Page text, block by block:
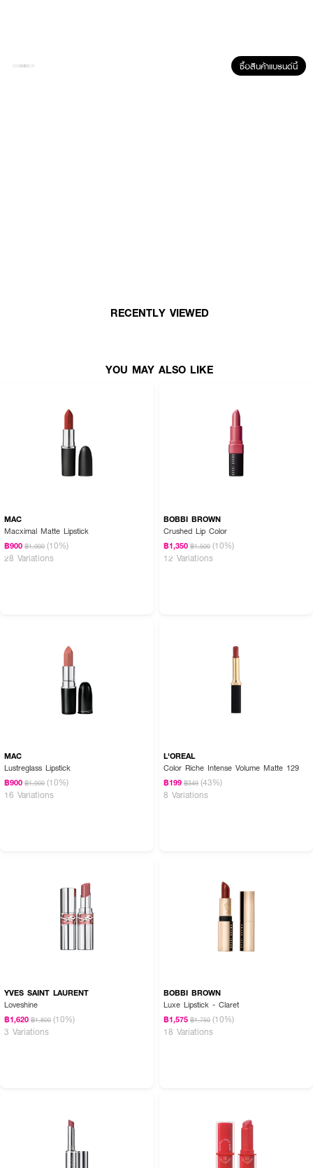
ทับทิม, น้ำมันเมล็ดโจโจบา, น้ำมันดอกทานตะวัน, น้ำมันงา, น้ำมันมะพร้าว),
Palmitoyl Tripeptide-1
ซื้อสินค้าแบรนด์นี้
RECENTLY VIEWED
YOU MAY ALSO LIKE
MAC
Macximal Matte Lipstick
฿900 ฿1,000 (10%)
28 Variations
BOBBI BROWN
Crushed Lip Color
฿1,350 ฿1,500 (10%)
12 Variations
MAC
Lustreglass Lipstick
฿900 ฿1,000 (10%)
16 Variations
L'OREAL
Color Riche Intense Volume Matte 129
฿199 ฿349 (43%)
8 Variations
YVES SAINT LAURENT
Loveshine
฿1,620 ฿1,800 (10%)
3 Variations
BOBBI BROWN
Luxe Lipstick - Claret
฿1,575 ฿1,750 (10%)
18 Variations